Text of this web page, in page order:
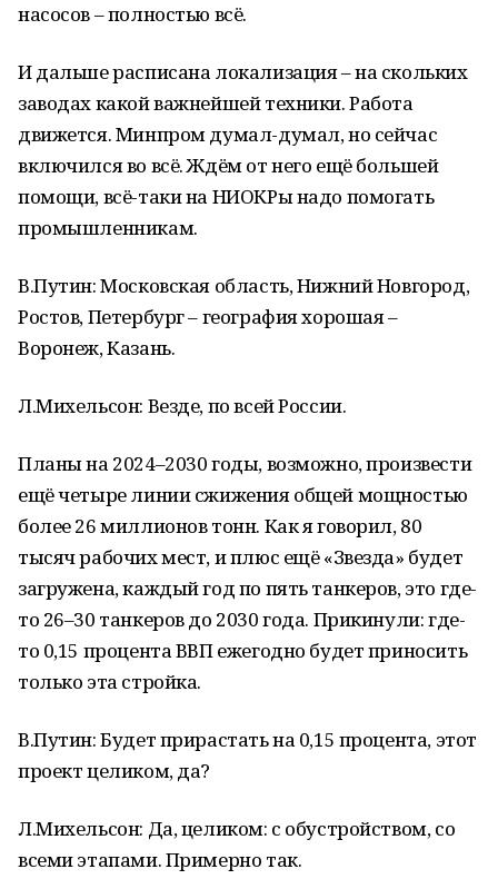
насосов – полностью всё.
И дальше расписана локализация – на скольких
заводах какой важнейшей техники. Работа
движется. Минпром думал-думал, но сейчас
включился во всё. Ждём от него ещё большей
помощи, всё-таки на НИОКРы надо помогать
промышленникам.
В.Путин: Московская область, Нижний Новгород,
Ростов, Петербург – география хорошая –
Воронеж, Казань.
Л.Михельсон: Везде, по всей России.
Планы на 2024–2030 годы, возможно, произвести
ещё четыре линии сжижения общей мощностью
более 26 миллионов тонн. Как я говорил, 80
тысяч рабочих мест, и плюс ещё «Звезда» будет
загружена, каждый год по пять танкеров, это где-
то 26–30 танкеров до 2030 года. Прикинули: где-
то 0,15 процента ВВП ежегодно будет приносить
только эта стройка.
В.Путин: Будет прирастать на 0,15 процента, этот
проект целиком, да?
Л.Михельсон: Да, целиком: с обустройством, со
всеми этапами. Примерно так.